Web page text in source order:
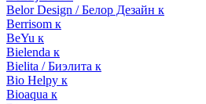
Belor Design / Белор Дезайн к
Berrisom к
BeYu к
Bielenda к
Bielita / Биэлита к
Bio Helpy к
Bioaqua к